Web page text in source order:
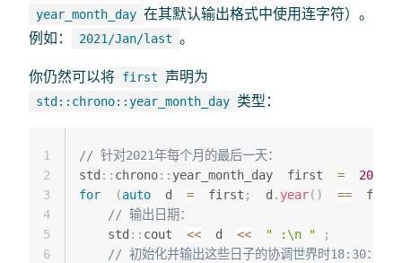
year_month_day 在其默认输出格式中使用连字符）。
例如：
2021/Jan/last 。
你仍然可以将 first 声明为
std::chrono::year_month_day 类型：
// 针对2021年每个月的最后一天：
std :: chrono:: year_month_day  first = 2021
for
(auto
  d
=
  first
;
  d
. year( ) ==
  first
// 输出日期：
    std
:: cout <<
  d
<< " :\n "
;
// 初始化并输出这些日子的协调世界时18:30：
1
2
3
4
5
6